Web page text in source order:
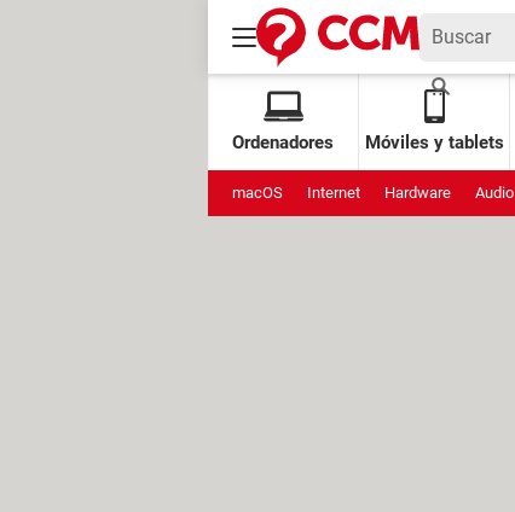
Ordenadores Móviles y tablets
macOS Internet Hardware Audio